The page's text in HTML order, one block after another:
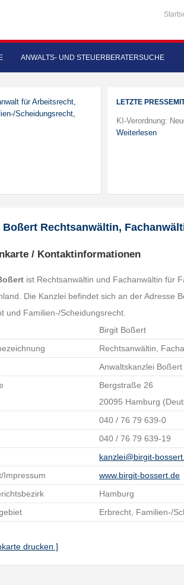
ANWALTS- UND STEUERBERATERSUCHE
für Arbeitsrecht,
Scheidungsrecht,
LETZTE
KI-Verordnung:
Weiterlesen
Rechtsanwältin,
/ Kontaktinformationen
ist Rechtsanwältin und Fachanwältin für
Die Kanzlei befindet sich an der Adresse
und Familien-/Scheidungsrecht.
Birgit Boßert
Rechtsanwältin,
Anwaltskanzlei Boßert
Bergstraße 26
20095 Hamburg
040 / 76 79 639-0
040 / 76 79 639-19
kanzlei@birgit-
Impressum
www.birgit-bossert.de
Hamburg
Erbrecht, Familien-/
drucken ]